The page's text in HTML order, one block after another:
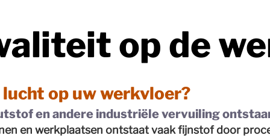
op de
lucht op uw werkvloer?
en andere industriële vervuiling
en werkplaatsen ontstaat vaak fijnstof door